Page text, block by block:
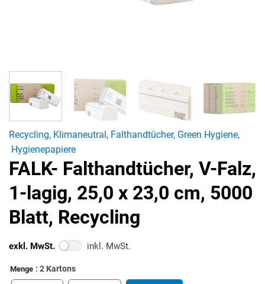
Recycling, Klimaneutral, Falthandtücher, Green Hygiene,
Hygienepapiere
FALK- Falthandtücher, V-Falz,
1-lagig, 25,0 x 23,0 cm, 5000
Blatt, Recycling
exkl. MwSt. inkl. MwSt.
Menge : 2 Kartons